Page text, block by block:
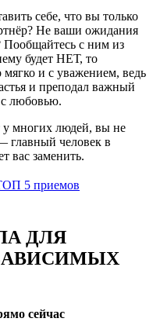
себе, что вы только
Не ваши ожидания
Пообщайтесь с ним из
будет НЕТ, то
мягко и с уважением, ведь
и преподал важный
с любовью.
у многих людей, вы не
главный человек в
вас заменить.
5 приемов
ДЛЯ
сейчас